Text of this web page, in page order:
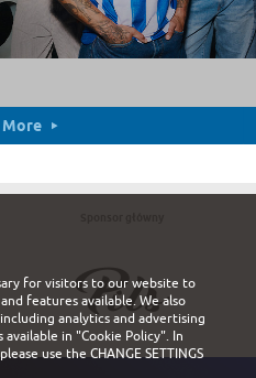
More
for visitors to our website to
features available. We also
analytics and advertising
in "Cookie Policy". In
use theCHANGE SETTINGS